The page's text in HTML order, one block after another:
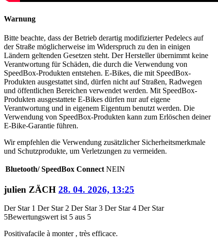
Warnung
Bitte beachte, dass der Betrieb derartig modifizierter Pedelecs auf
der Straße möglicherweise im Widerspruch zu den in einigen
Ländern geltenden Gesetzen steht. Der Hersteller übernimmt keine
Verantwortung für Schäden, die durch die Verwendung von
SpeedBox-Produkten entstehen. E-Bikes, die mit SpeedBox-
Produkten ausgestattet sind, dürfen nicht auf Straßen, Radwegen
und öffentlichen Bereichen verwendet werden. Mit SpeedBox-
Produkten ausgestattete E-Bikes dürfen nur auf eigene
Verantwortung und in eigenem Eigentum benutzt werden. Die
Verwendung von SpeedBox-Produkten kann zum Erlöschen deiner
E-Bike-Garantie führen.
Wir empfehlen die Verwendung zusätzlicher Sicherheitsmerkmale
und Schutzprodukte, um Verletzungen zu vermeiden.
Bluetooth/ SpeedBox Connect NEIN
julien ZÄCH 28. 04. 2026, 13:25
Der Star 1 Der Star 2 Der Star 3 Der Star 4 Der Star
5Bewertungswert ist 5 aus 5
Positivafacile à monter , très efficace.